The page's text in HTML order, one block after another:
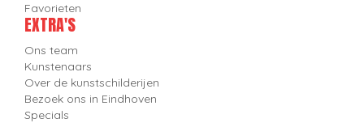
Favorieten
EXTRA'S
Ons team
Kunstenaars
Over de kunstschilderijen
Bezoek ons in Eindhoven
Specials